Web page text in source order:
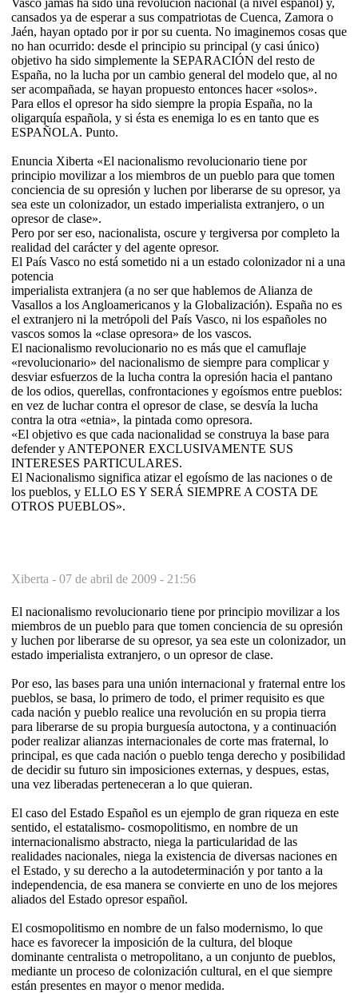
cansados ya de esperar a sus compatriotas de Cuenca, Zamora o
Jaén, hayan optado por ir por su cuenta. No imaginemos cosas que
no han ocurrido: desde el principio su principal (y casi único)
objetivo ha sido simplemente la SEPARACIÓN del resto de
España, no la lucha por un cambio general del modelo que, al no
ser acompañada, se hayan propuesto entonces hacer «solos».
Para ellos el opresor ha sido siempre la propia España, no la
oligarquía española, y si ésta es enemiga lo es en tanto que es
ESPAÑOLA. Punto.
Enuncia Xiberta «El nacionalismo revolucionario tiene por
principio movilizar a los miembros de un pueblo para que tomen
conciencia de su opresión y luchen por liberarse de su opresor, ya
sea este un colonizador, un estado imperialista extranjero, o un
opresor de clase».
Pero por ser eso, nacionalista, oscure y tergiversa por completo la
realidad del carácter y del agente opresor.
El País Vasco no está sometido ni a un estado colonizador ni a una
potencia
imperialista extranjera (a no ser que hablemos de Alianza de
Vasallos a los Angloamericanos y la Globalización). España no es
el extranjero ni la metrópoli del País Vasco, ni los españoles no
vascos somos la «clase opresora» de los vascos.
El nacionalismo revolucionario no es más que el camuflaje
«revolucionario» del nacionalismo de siempre para complicar y
desviar esfuerzos de la lucha contra la opresión hacia el pantano
de los odios, querellas, confrontaciones y egoísmos entre pueblos:
en vez de luchar contra el opresor de clase, se desvía la lucha
contra la otra «etnia», la pintada como opresora.
«El objetivo es que cada nacionalidad se construya la base para
defender y ANTEPONER EXCLUSIVAMENTE SUS
INTERESES PARTICULARES.
El Nacionalismo significa atizar el egoísmo de las naciones o de
los pueblos, y ELLO ES Y SERÁ SIEMPRE A COSTA DE
OTROS PUEBLOS».
Xiberta - 07 de abril de 2009 - 21:56
El nacionalismo revolucionario tiene por principio movilizar a los
miembros de un pueblo para que tomen conciencia de su opresión
y luchen por liberarse de su opresor, ya sea este un colonizador, un
estado imperialista extranjero, o un opresor de clase.
Por eso, las bases para una unión internacional y fraternal entre los
pueblos, se basa, lo primero de todo, el primer requisito es que
cada nación y pueblo realice una revolución en su propia tierra
para liberarse de su propia burguesía autoctona, y a continuación
poder realizar alianzas internacionales de corte mas fraternal, lo
principal, es que cada nación o pueblo tenga derecho y posibilidad
de decidir su futuro sin imposiciones externas, y despues, estas,
una vez liberadas perteneceran a lo que quieran.
El caso del Estado Español es un ejemplo de gran riqueza en este
sentido, el estatalismo- cosmopolitismo, en nombre de un
internacionalismo abstracto, niega la particularidad de las
realidades nacionales, niega la existencia de diversas naciones en
el Estado, y su derecho a la autodeterminación y por tanto a la
independencia, de esa manera se convierte en uno de los mejores
aliados del Estado opresor español.
El cosmopolitismo en nombre de un falso modernismo, lo que
hace es favorecer la imposición de la cultura, del bloque
dominante centralista o metropolitano, a un conjunto de pueblos,
mediante un proceso de colonización cultural, en el que siempre
están presentes en mayor o menor medida.